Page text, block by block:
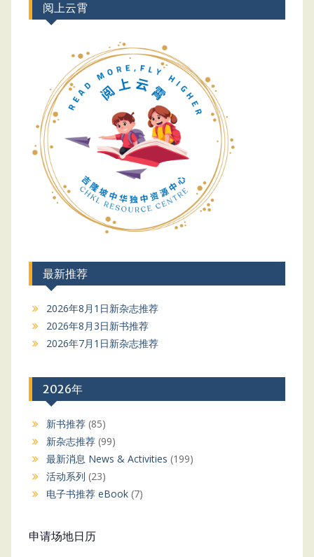
阅上云霄
最新推荐
2026年8月1日新杂志推荐
2026年8月3日新书推荐
2026年7月1日新杂志推荐
2026年
新书推荐(85)
新杂志推荐(99)
最新消息 News & Activities (199)
活动系列 (23)
电子书推荐 eBook(7)
申请场地日历